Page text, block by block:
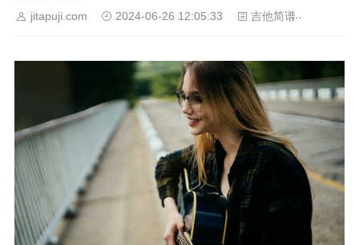
jitapuji.com 2024-06-26 12:05:33 吉他简谱